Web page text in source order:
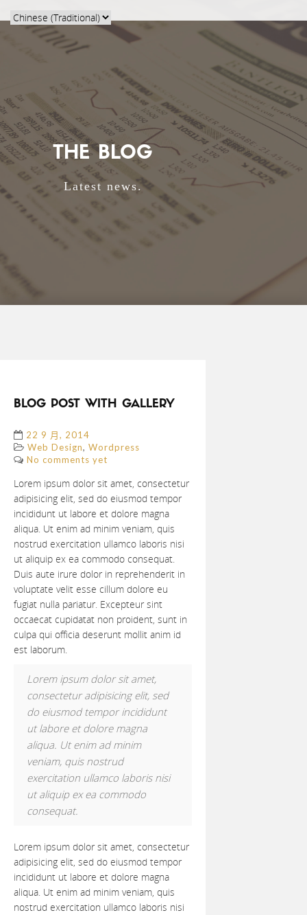
THE BLOG
Latest news.
BLOG POST WITH GALLERY
22 9 月, 2014
Web Design, Wordpress
No comments yet
Lorem ipsum dolor sit amet, consectetur
adipisicing elit, sed do eiusmod tempor
incididunt ut labore et dolore magna
aliqua. Ut enim ad minim veniam, quis
nostrud exercitation ullamco laboris nisi
ut aliquip ex ea commodo consequat.
Duis aute irure dolor in reprehenderit in
voluptate velit esse cillum dolore eu
fugiat nulla pariatur. Excepteur sint
occaecat cupidatat non proident, sunt in
culpa qui officia deserunt mollit anim id
est laborum.
Lorem ipsum dolor sit amet,
consectetur adipisicing elit, sed
do eiusmod tempor incididunt
ut labore et dolore magna
aliqua. Ut enim ad minim
veniam, quis nostrud
exercitation ullamco laboris nisi
ut aliquip ex ea commodo
consequat.
Lorem ipsum dolor sit amet, consectetur
adipisicing elit, sed do eiusmod tempor
incididunt ut labore et dolore magna
aliqua. Ut enim ad minim veniam, quis
nostrud exercitation ullamco laboris nisi